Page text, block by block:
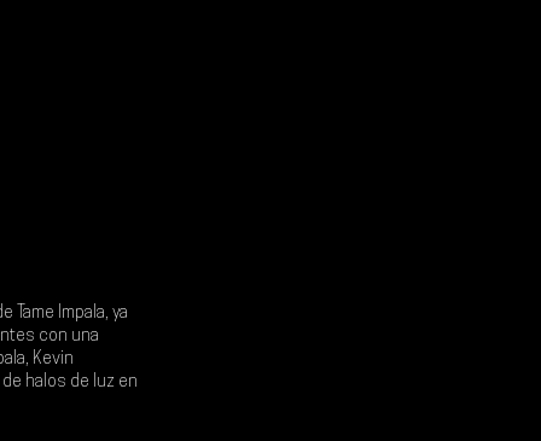
Tame Impala, ya
con una
, Kevin
halos de luz en